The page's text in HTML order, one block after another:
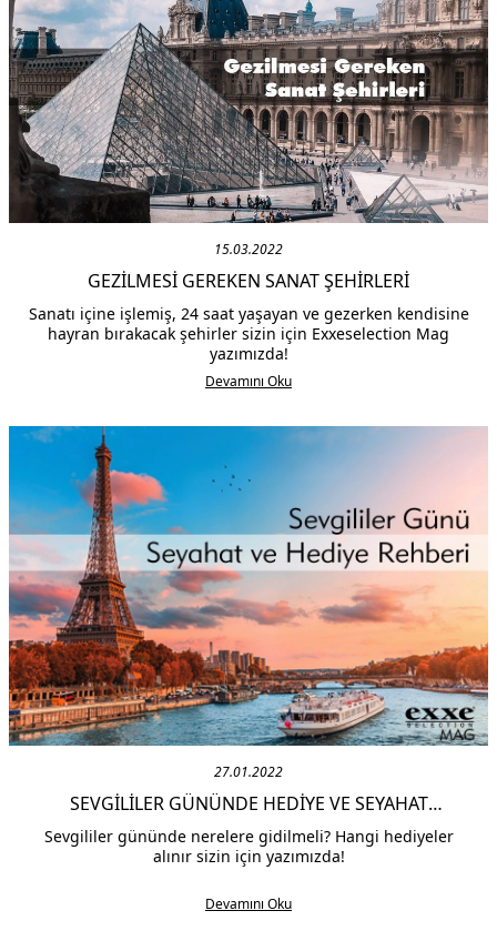
15.03.2022
GEZILMESI GEREKEN SANAT ŞEHIRLERI
Sanatı içine işlemiş, 24 saat yaşayan ve gezerken kendisine
hayran bırakacak şehirler sizin için Exxeselection Mag
yazımızda!
Devamını Oku
27.01.2022
SEVGILILER GÜNÜNDE HEDIYE VE SEYAHAT
ÖNERILERI
Sevgililer gününde nerelere gidilmeli? Hangi hediyeler
alınır sizin için yazımızda!
Devamını Oku